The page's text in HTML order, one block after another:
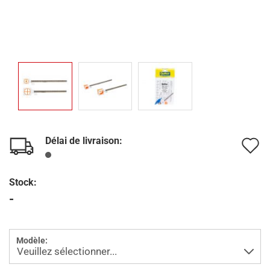
Délai de livraison:
Stock:
-
Modèle: